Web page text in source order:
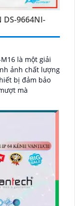
DS-9664NI-
là một giải
ảnh chất lượng
mà